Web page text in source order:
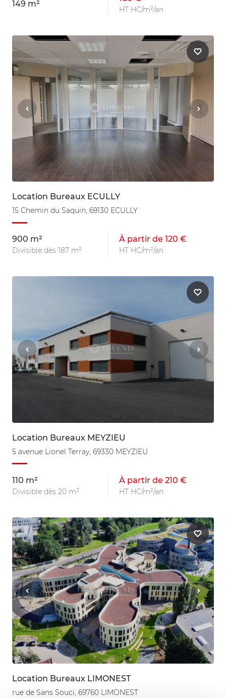
149 m²
HT HC/m²/an
Location Bureaux ECULLY
15 Chemin du Saquin, 69130 ECULLY
900 m²
Divisible dès 187 m²
À partir de 120 €
HT HC/m²/an
Location Bureaux MEYZIEU
5 avenue Lionel Terray, 69330 MEYZIEU
110 m²
Divisible dès 20 m²
À partir de 210 €
HT HC/m²/an
Location Bureaux LIMONEST
rue de Sans Souci, 69760 LIMONEST